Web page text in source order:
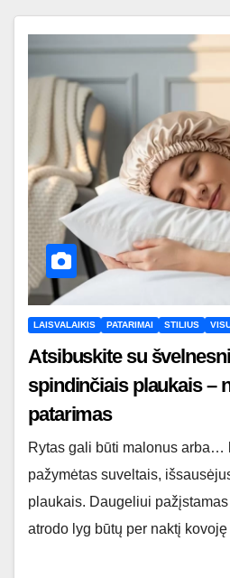
LAISVALAIKIS PATARIMAI STILIUS
Atsibuskite su
spindinčiais plaukais –
patarimas
Rytas gali būti malonus arba…
pažymėtas suveltais,
plaukais. Daugeliui
atrodo lyg būtų per naktį